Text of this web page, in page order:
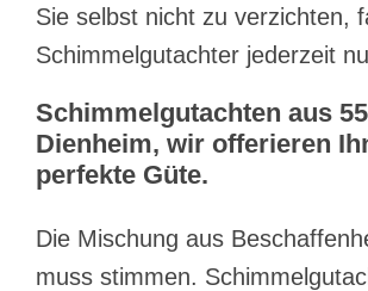
Sie selbst nicht zu verzichten,
Schimmelgutachter jederzeit
Schimmelgutachten aus
Dienheim, wir offerieren
perfekte Güte.
Die Mischung aus
muss stimmen.